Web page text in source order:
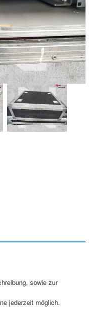
sowie zur
jederzeit möglich.